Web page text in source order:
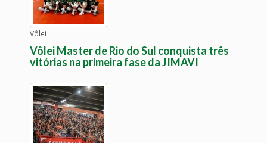
Vôlei
Vôlei Master de Rio do Sul conquista três
vitórias na primeira fase da JIMAVI